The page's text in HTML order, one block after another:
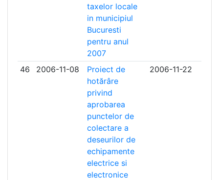
taxelor locale
in municipiul
Bucuresti
pentru anul
2007
46 2006-11-08
Proiect de
hotărâre
privind
aprobarea
punctelor de
colectare a
deseurilor de
echipamente
electrice si
electronice
2006-11-22